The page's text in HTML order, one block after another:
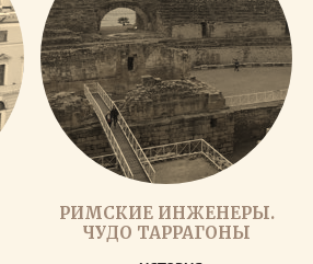
РИМСКИЕ ИНЖЕНЕРЫ.
ЧУДО ТАРРАГОНЫ